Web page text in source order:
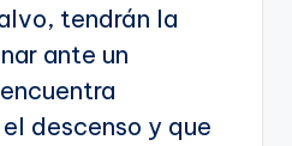
tendrán la
ante un
descenso y que